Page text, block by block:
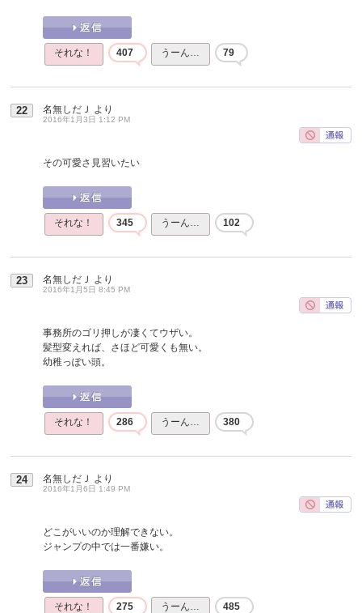
それな！ 407 うーん… 79
22 名無しだＪ より
2016年1月3日 1:12 PM
その可愛さ見習いたい
それな！ 345 うーん… 102
23 名無しだＪ より
2016年1月5日 8:45 PM
事務所のゴリ押しが凄くてウザい。
髪型変えれば、さほど可愛くも無い。
幼稚っぽい頭。
それな！ 286 うーん… 380
24 名無しだＪ より
2016年1月6日 1:49 PM
どこがいいのか理解できない。
ジャンプの中では一番嫌い。
それな！ 275 うーん… 485